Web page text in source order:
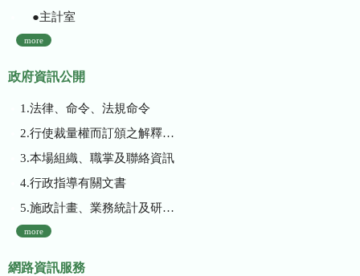
●主計室
more
政府資訊公開
1.法律、命令、法規命令
2.行使裁量權而訂頒之解釋性規定及裁量基準
3.本場組織、職掌及聯絡資訊
4.行政指導有關文書
5.施政計畫、業務統計及研究報告
more
網路資訊服務